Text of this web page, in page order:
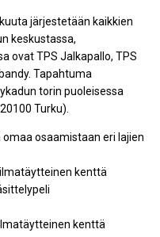
järjestetään kaikkien
keskustassa,
ovat TPS Jalkapallo, TPS
Tapahtuma
torin puoleisessa
Turku).
osaamistaan eri lajien
kenttä
kenttä